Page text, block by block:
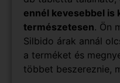
ennél kevesebbel is
természetesen. Ön
Silbido árak annál
a terméket és
többet beszereznie,